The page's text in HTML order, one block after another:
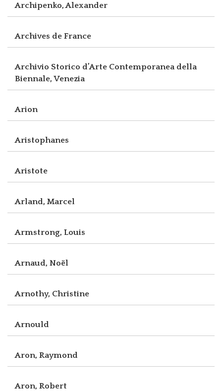
Archipenko, Alexander
Archives de France
Archivio Storico d’Arte Contemporanea della
Biennale, Venezia
Arion
Aristophanes
Aristote
Arland, Marcel
Armstrong, Louis
Arnaud, Noël
Arnothy, Christine
Arnould
Aron, Raymond
Aron, Robert